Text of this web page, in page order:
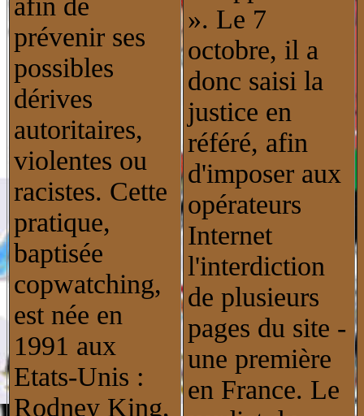
afin de
prévenir ses
possibles
dérives
autoritaires,
violentes ou
racistes. Cette
pratique,
baptisée
copwatching,
est née en
1991 aux
Etats-Unis :
Rodney King,
». Le 7
octobre, il a
donc saisi la
justice en
référé, afin
d'imposer aux
opérateurs
Internet
l'interdiction
de plusieurs
pages du site -
une première
en France. Le